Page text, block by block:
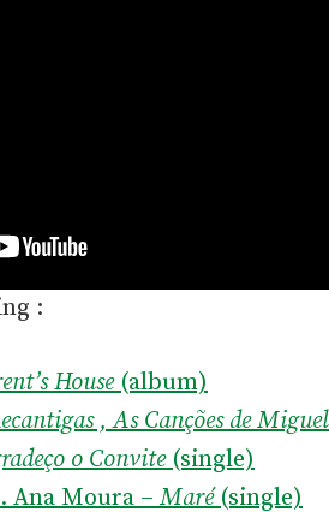
:
House (album)
, As Canções de
o Convite(single)
Ana Moura – Maré(single)